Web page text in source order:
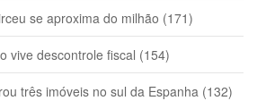
se aproxima do milhão (171)
vive descontrole fiscal (154)
três imóveis no sul da Espanha (132)